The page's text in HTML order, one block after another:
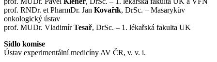
prof. RNDr. et PharmDr. Jan Kovařík, DrSc. – Masarykův
onkologický ústav
prof. MUDr. VladimírTesař, DrSc. – 1. lékařská fakulta UK
Sídlo komise
Ústav experimentální medicíny AV ČR, v. v. i.